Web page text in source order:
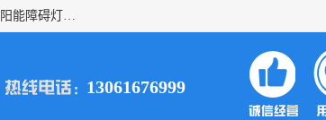
上海宇叶电子科技有限公司是吊钩视频监控、升降机监控、卸料平台监控、塔吊防碰撞、黑匣子防碰撞、风速仪，太阳能障碍灯安全提示灯等一系列升降机的常用配件产品专业研发生产加工的公司，拥有完整、科学的质量管理体系。
13061676999